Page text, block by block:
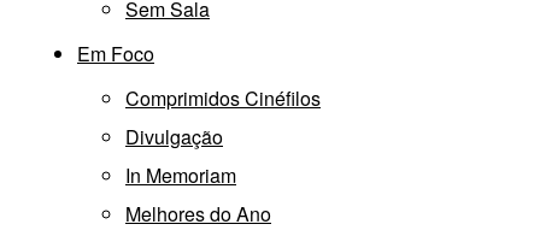
Sem Sala
Em Foco
Comprimidos Cinéfilos
Divulgação
In Memoriam
Melhores do Ano